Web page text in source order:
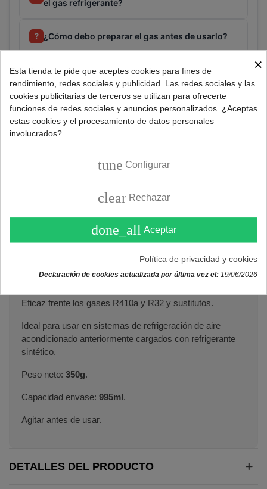
el gas refrigerante?
? ¿Cómo debo preparar el gas antes de usarlo?
Consultar
Referencia: 470040013
Recarga gas refrigerante ecológico HyChill para aire
acondicionado.
Gas refrigerante 100% orgánico Minus 60 principalmente
para sistemas de aire acondicionado.
Eficaz frente los gases R410a y R32 y sustitutos.
Ideal para usar en sistemas de refrigeración de aire
acondicionado anteriormente cargados con refrigerante
sintético.
Peso neto: 350g.
Capacidad envase: 995ml.
Agitar antes de usar.
DETALLES DEL PRODUCTO
×
Esta tienda te pide que aceptes cookies para fines de
rendimiento, redes sociales y publicidad. Las redes sociales y las
cookies publicitarias de terceros se utilizan para ofrecerte
funciones de redes sociales y anuncios personalizados. ¿Aceptas
estas cookies y el procesamiento de datos personales
involucrados?
tune Configurar
clear Rechazar
done_all Aceptar
Política de privacidad y cookies
Declaración de cookies actualizada por última vez el: 19/06/2026